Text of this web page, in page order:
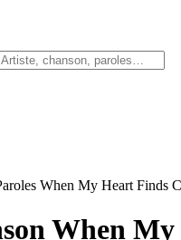
When My Heart Finds
When